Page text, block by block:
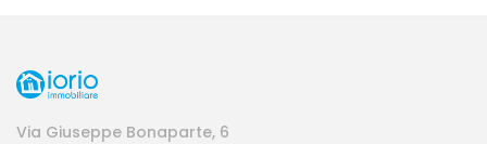
Via Giuseppe Bonaparte, 6